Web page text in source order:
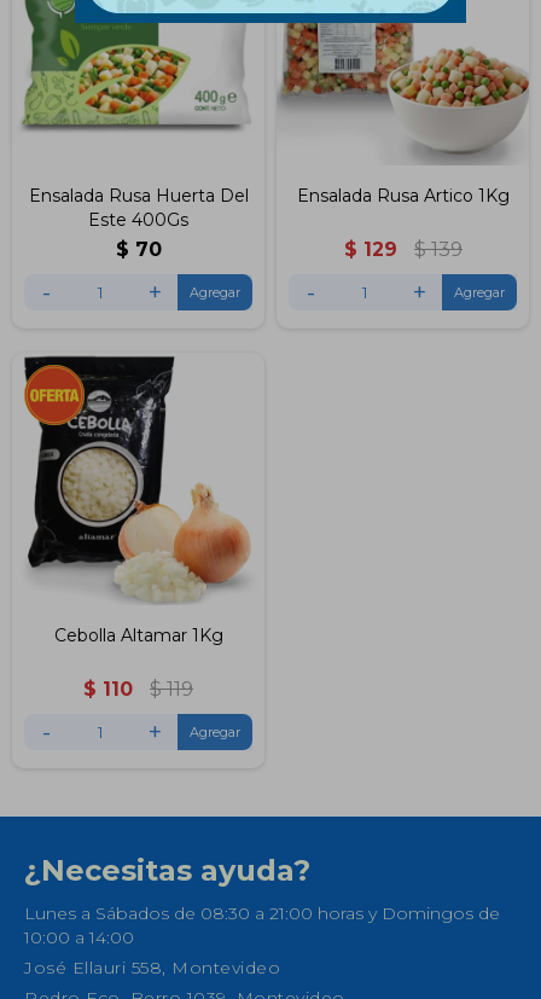
Ensalada Rusa Huerta Del
Este 400Gs
$ 70
- +
Ensalada Rusa Artico 1Kg
$ 129 $ 139
- +
Cebolla Altamar 1Kg
$ 110 $ 119
- +
¿Necesitas ayuda?
Lunes a Sábados de 08:30 a 21:00 horas y Domingos de
10:00 a 14:00
José Ellauri 558, Montevideo